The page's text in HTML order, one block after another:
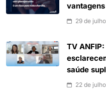
vantagens
29 de
TV
saúde
22 de